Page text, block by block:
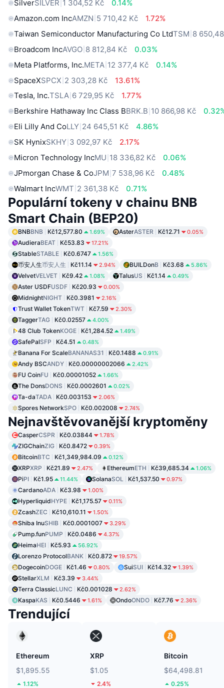
SilverSILVER 1 304,52 Kč
0.14%
Amazon.com IncAMZN 5 710,42 Kč
1.72%
Taiwan Semiconductor Manufacturing Co LtdTSM 8
Broadcom IncAVGO 8 812,84 Kč
0.03%
Meta Platforms, Inc.META 12 377,4 Kč
0.14%
SpaceXSPCX 2 303,28 Kč
13.61%
Tesla, Inc.TSLA 6 729,95 Kč
1.77%
Berkshire Hathaway Inc Class BBRK.B 10 866,98 Kč
Eli Lilly And CoLLY 24 645,51 Kč
4.86%
SK HynixSKHY 3 092,97 Kč
2.17%
Micron Technology IncMU 18 336,82 Kč
0.06%
JPmorgan Chase & CoJPM 7 538,96 Kč
0.48%
Walmart IncWMT 2 361,38 Kč 0.71%
Populární tokeny v chainu BNB
Smart Chain (BEP20)
BNBBNB Kč12,577.80 1.69% AsterASTER Kč12.71 0.05%
AudieraBEAT Kč53.83 17.21%
StableSTABLE Kč0.6747 1.56%
币安人生币安人生 Kč11.14 2.94% BUILDonB Kč3.68 5.86%
VelvetVELVET Kč9.42 1.08% TalusUS Kč1.14 0.49%
Aster USDFUSDF Kč20.93 0.00%
MidnightNIGHT Kč0.3981 2.16%
Trust Wallet TokenTWT Kč7.59 2.30%
TaggerTAG Kč0.02557 4.00%
48 Club TokenKOGE Kč1,284.52 1.49%
SafePalSFP Kč4.51 0.48%
Banana For ScaleBANANAS31 Kč0.1488 0.91%
Andy BSCANDY Kč0.00000002066 2.42%
FU CoinFU Kč0.00001052 1.66%
The DonsDONS Kč0.0002601 0.02%
Ta-daTADA Kč0.003153 2.06%
Spores NetworkSPO Kč0.002008 2.74%
Nejnavštěvovanější kryptoměny
CasperCSPR Kč0.03844 1.78%
ZIGChainZIG Kč0.8472 0.39%
BitcoinBTC Kč1,349,984.09 0.12%
XRPXRP Kč21.89 2.47% EthereumETH Kč39,685.34 1.06%
PiPI Kč1.95 11.44% SolanaSOL Kč1,537.50 0.97%
CardanoADA Kč3.98 1.00%
HyperliquidHYPE Kč1,175.57 0.11%
ZcashZEC Kč10,610.11 1.50%
Shiba InuSHIB Kč0.0001007 3.29%
Pump.funPUMP Kč0.0486 4.37%
HeimaHEI Kč5.93 56.92%
Lorenzo ProtocolBANK Kč0.872 19.57%
DogecoinDOGE Kč1.46 0.80% SuiSUI Kč14.32 1.39%
StellarXLM Kč3.39 3.44%
Terra ClassicLUNC Kč0.001028 2.62%
KaspaKAS Kč0.5446 1.61% OndoONDO Kč7.76 2.36%
Trendující
Ethereum
$1,895.55
1.12%
XRP
$1.05
2.4%
Bitcoin
$64,498.81
0.25%